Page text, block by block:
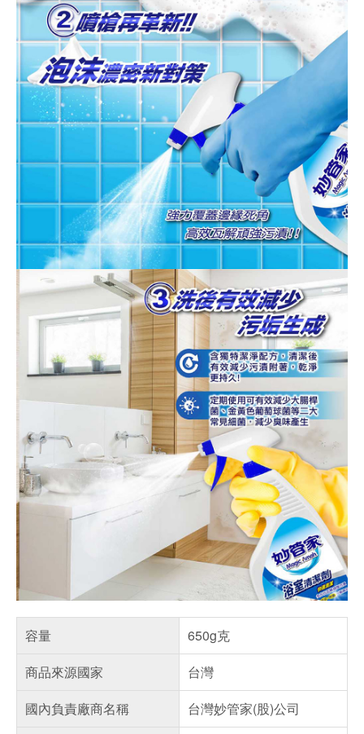
容量
650g克
商品來源國家
台灣
國內負責廠商名稱
台灣妙管家(股)公司